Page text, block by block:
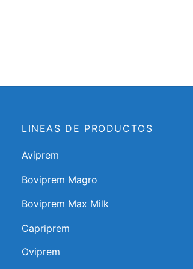
LINEAS DE PRODUCTOS
Aviprem
Boviprem Magro
Boviprem Max Milk
Capriprem
Oviprem